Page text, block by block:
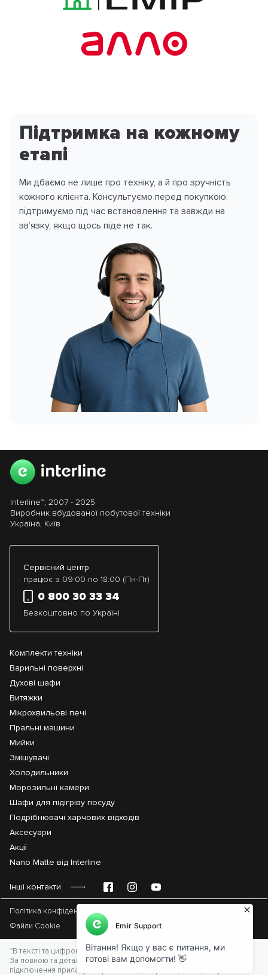
Підтримка на кожному
етапі
Ми дбаємо не лише про техніку, а й про зручність
кожного клієнта. Консультуємо перед покупкою,
підтримуємо під час встановлення та завжди на
зв’язку, якщо щось піде не так.
Сервісний центр
працює з 09:00 по 18:00 (Пн-Пт)
0 800 30 33 34
Безкоштовно по Україні
Комплекти техніки
Варильні поверхні
Духові шафи
Витяжки
Мікрохвильові печі
Пральні машини
Мийки
Змішувачі
Холодильники
Морозильні камери
Шафи для підігріву посуду
Подрібнювачі харчових відходів
Аксесуари
Акції
Nano Matte від Interline
Interline™, 2007 - 2025
Виробник вбудованої побутової техніки
Україна, Київ
Інші контакти
Політика конфіденційності
Файли Cookie
*В тексті та цифрових позначеннях можуть бути допущені помилки.
За повною та детальною інформацією щодо вбудовування та
підключення приладу звертайтеся до керівництва користувача та в